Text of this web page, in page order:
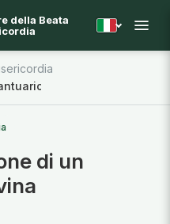
della Beata
della Divina
di un